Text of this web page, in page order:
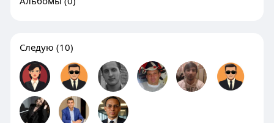
Следую (10)